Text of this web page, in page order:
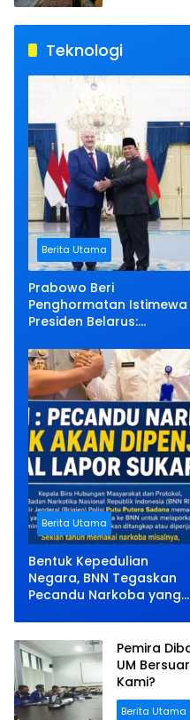
Teknologi
Berita Utama
Prabowo Beri
Penghormatan Istimewa
Presiden Belarus:
Negara
Berita Utama
Bentuk Kepedulian
Negara, BNN Tegaskan
Pecandu Narkoba yang
akan Dipenjara
Pemira
UM
Kami?
Berita Utama